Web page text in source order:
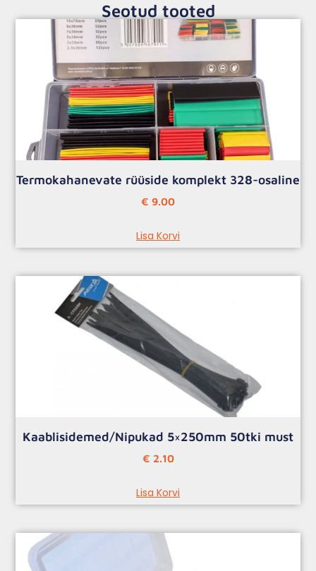
Seotud tooted
Termokahanevate rüüside komplekt 328-osaline
€ 9.00
Lisa Korvi
Kaablisidemed/Nipukad 5×250mm 50tki must
€ 2.10
Lisa Korvi